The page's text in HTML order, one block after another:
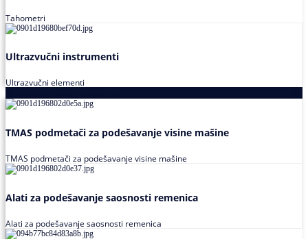
Tahometri
Ultrazvučni instrumenti
Ultrazvučni elementi
TMAS podmetači za podešavanje visine mašine
TMAS podmetači za podešavanje visine mašine
Alati za podešavanje saosnosti remenica
Alati za podešavanje saosnosti remenica